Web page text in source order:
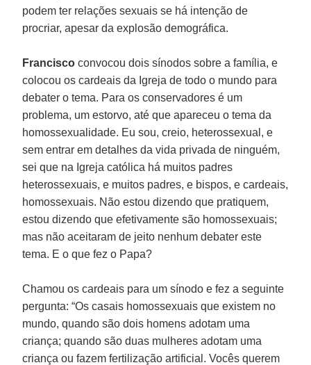
podem ter relações sexuais se há intenção de
procriar, apesar da explosão demográfica.
Francisco convocou dois sínodos sobre a família, e
colocou os cardeais da Igreja de todo o mundo para
debater o tema. Para os conservadores é um
problema, um estorvo, até que apareceu o tema da
homossexualidade. Eu sou, creio, heterossexual, e
sem entrar em detalhes da vida privada de ninguém,
sei que na Igreja católica há muitos padres
heterossexuais, e muitos padres, e bispos, e cardeais,
homossexuais. Não estou dizendo que pratiquem,
estou dizendo que efetivamente são homossexuais;
mas não aceitaram de jeito nenhum debater este
tema. E o que fez o Papa?
Chamou os cardeais para um sínodo e fez a seguinte
pergunta: “Os casais homossexuais que existem no
mundo, quando são dois homens adotam uma
criança; quando são duas mulheres adotam uma
criança ou fazem fertilização artificial. Vocês querem